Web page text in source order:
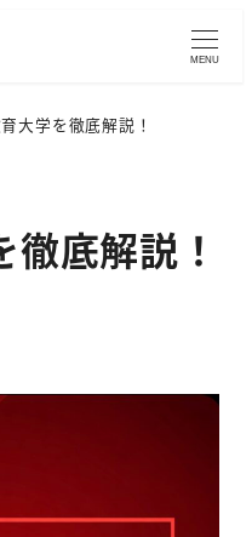
MENU
大学を徹底解説！
底解説！